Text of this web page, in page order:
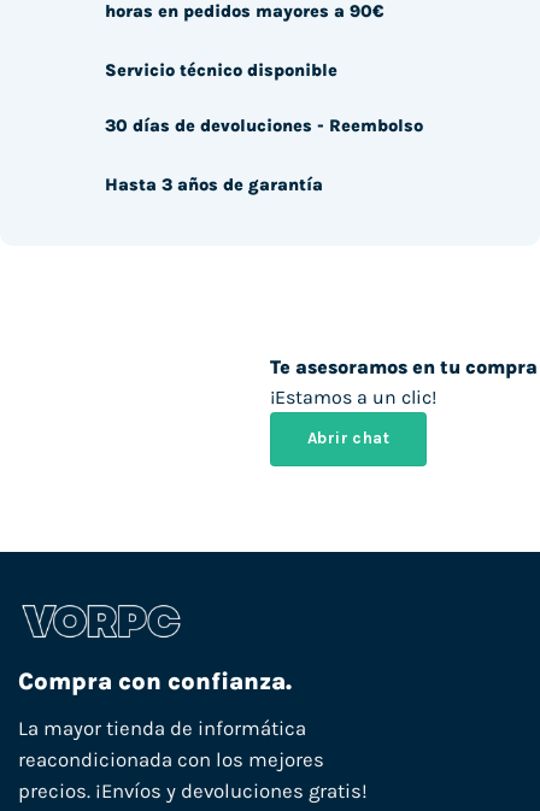
Te asesoramos en tu compra
¡Estamos a un clic!
Abrir chat
horas en pedidos mayores a 90€
Servicio técnico disponible
30 días de devoluciones - Reembolso
Hasta 3 años de garantía
Compra con confianza.
La mayor tienda de informática
reacondicionada con los mejores
precios. ¡Envíos y devoluciones gratis!